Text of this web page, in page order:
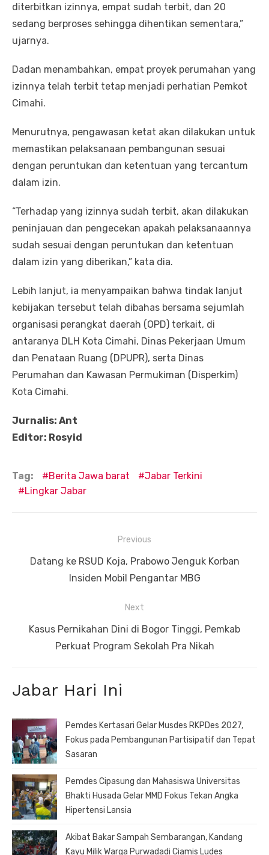
diterbitkan izinnya, empat sudah terbit, dan 20
sedang berproses sehingga dihentikan sementara,”
ujarnya.
Dadan menambahkan, empat proyek perumahan yang
izinnya telah terbit tetap menjadi perhatian Pemkot
Cimahi.
Menurutnya, pengawasan ketat akan dilakukan untuk
memastikan pelaksanaan pembangunan sesuai
dengan peruntukan dan ketentuan yang tercantum
dalam izin.
“Terhadap yang izinnya sudah terbit, akan dilakukan
peninjauan dan pengecekan apakah pelaksanaannya
sudah sesuai dengan peruntukan dan ketentuan
dalam izin yang diberikan,” kata dia.
Lebih lanjut, ia menyampaikan bahwa tindak lanjut
kebijakan tersebut telah dibahas bersama sejumlah
organisasi perangkat daerah (OPD) terkait, di
antaranya DLH Kota Cimahi, Dinas Pekerjaan Umum
dan Penataan Ruang (DPUPR), serta Dinas
Perumahan dan Kawasan Permukiman (Disperkim)
Kota Cimahi.
Jurnalis: Ant
Editor: Rosyid
Tag: Berita Jawa barat
Jabar Terkini
Lingkar Jabar
pos
Previous
Previous
Datang ke RSUD Koja, Prabowo Jenguk Korban
Insiden Mobil Pengantar MBG
Next
Next
Kasus Pernikahan Dini di Bogor Tinggi, Pemkab
Perkuat Program Sekolah Pra Nikah
Jabar Hari Ini
Pemdes Kertasari Gelar Musdes RKPDes 2027,
Fokus pada Pembangunan Partisipatif dan Tepat
Sasaran
Pemdes Cipasung dan Mahasiswa Universitas
Bhakti Husada Gelar MMD Fokus Tekan Angka
Hipertensi Lansia
Akibat Bakar Sampah Sembarangan, Kandang
Kayu Milik Warga Purwadadi Ciamis Ludes